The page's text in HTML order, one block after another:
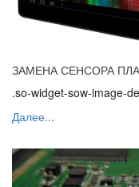
ЗАМЕНА СЕНСОРА
.so-widget-sow-image-
Далее...